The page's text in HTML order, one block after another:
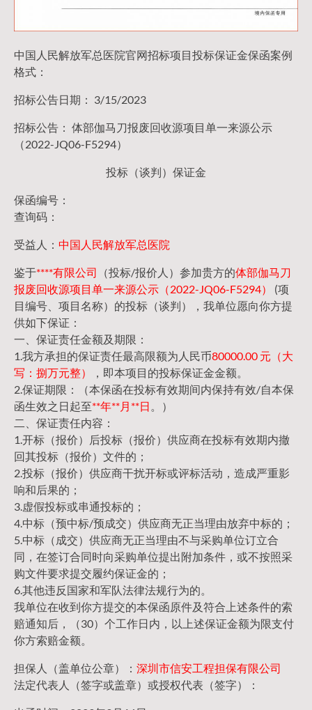
中国人民解放军总医院官网招标项目投标保证金保函案例
格式：
招标公告日期： 3/15/2023
招标公告： 体部伽马刀报废回收源项目单一来源公示
（2022-JQ06-F5294）
投标（谈判）保证金
保函编号：
查询码：
受益人： 中国人民解放军总医院
鉴于****有限公司 （投标/报价人）参加贵方的体部伽马刀
报废回收源项目单一来源公示（2022-JQ06-F5294）
(项
目编号、项目名称）的投标（谈判），我单位愿向你方提
供如下保证：
一、保证责任金额及期限：
1.我方承担的保证责任最高限额为人民币80000.00 元（大
写：捌万元整）
，即本项目的投标保证金金额。
2.保证期限：（本保函在投标有效期间内保持有效/自本保
函生效之日起至**年**月**日 。）
二、保证责任内容：
1.开标（报价）后投标（报价）供应商在投标有效期内撤
回其投标（报价）文件的；
2.投标（报价）供应商干扰开标或评标活动，造成严重影
响和后果的；
3.虚假投标或串通投标的；
4.中标（预中标/预成交）供应商无正当理由放弃中标的；
5.中标（成交）供应商无正当理由不与采购单位订立合
同，在签订合同时向采购单位提出附加条件，或不按照采
购文件要求提交履约保证金的；
6.其他违反国家和军队法律法规行为的。
我单位在收到你方提交的本保函原件及符合上述条件的索
赔通知后，（30）个工作日内，以上述保证金额为限支付
你方索赔金额。
担保人（盖单位公章）： 深圳市信安工程担保有限公司
法定代表人（签字或盖章）或授权代表（签字）：